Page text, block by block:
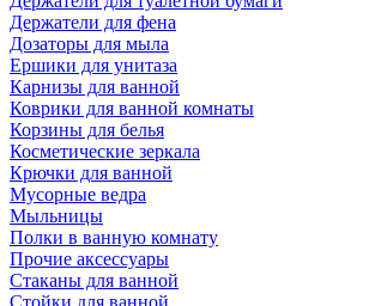
Держатели для фена
Дозаторы для мыла
Ершики для унитаза
Карнизы для ванной
Коврики для ванной комнаты
Корзины для белья
Косметические зеркала
Крючки для ванной
Мусорные ведра
Мыльницы
Полки в ванную комнату
Прочие аксессуары
Стаканы для ванной
Стойки для ванной